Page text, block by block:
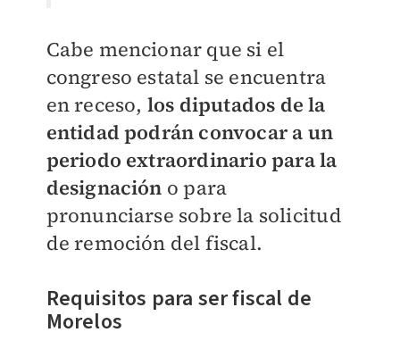
Cabe mencionar que si el
congreso estatal se encuentra
en receso, los diputados de la
entidad podrán convocar a un
periodo extraordinario para la
designación o para
pronunciarse sobre la solicitud
de remoción del fiscal.
Requisitos para ser fiscal de
Morelos